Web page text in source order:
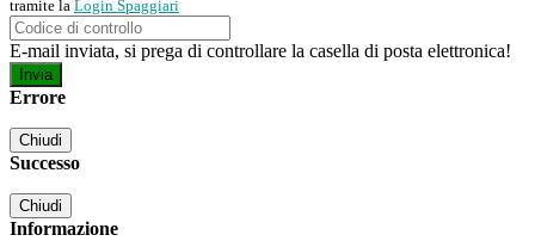
tramite la Login Spaggiari
E-mail inviata, si prega di controllare la casella di posta elettronica!
Errore
Chiudi
Successo
Chiudi
Informazione